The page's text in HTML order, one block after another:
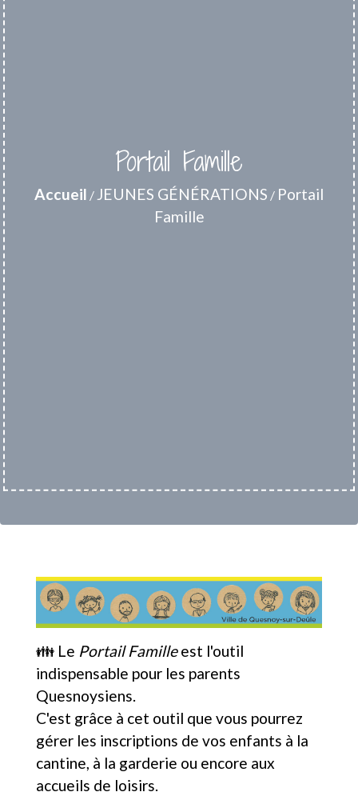
Portail Famille
Accueil / JEUNES GÉNÉRATIONS / Portail
Famille
👪 Le Portail Familleest l'outil
indispensable pour les parents
Quesnoysiens.
C'est grâce à cet outil que vous pourrez
gérer les inscriptions de vos enfants à la
cantine, à la garderie ou encore aux
accueils de loisirs.